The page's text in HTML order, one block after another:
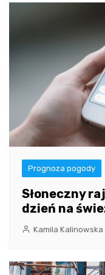
Prognoza pogody
Słoneczny
dzień na
Kamila Kalinowska